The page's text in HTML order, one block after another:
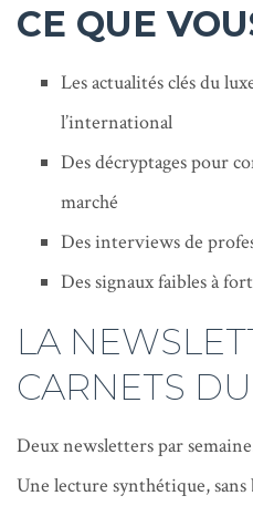
CE QUE
Les actualités clés du
l’international
Des décryptages pour
marché
Des interviews de
Des signaux faibles à
LA
CARNETS
Deux newsletters par
Une lecture synthétique,